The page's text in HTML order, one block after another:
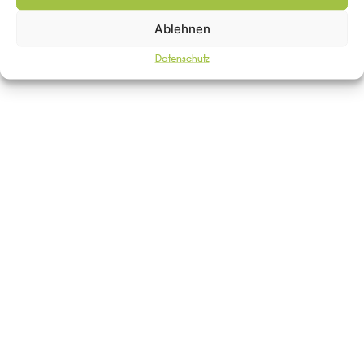
Ablehnen
Datenschutz